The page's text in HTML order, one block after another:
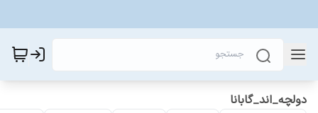
دولچه_اند_گابانا